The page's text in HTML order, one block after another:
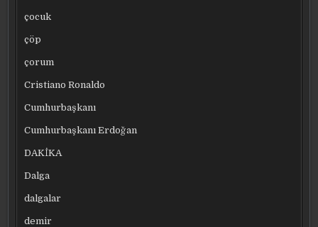
çocuk
çöp
çorum
Cristiano Ronaldo
Cumhurbaşkanı
Cumhurbaşkanı Erdoğan
DAKİKA
Dalga
dalgalar
demir